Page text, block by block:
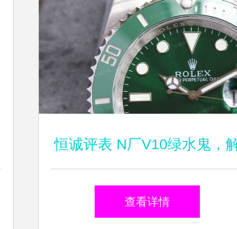
恒诚评表 N厂V10绿水鬼，
锁夏日的颜色与复古魅力
查看详情